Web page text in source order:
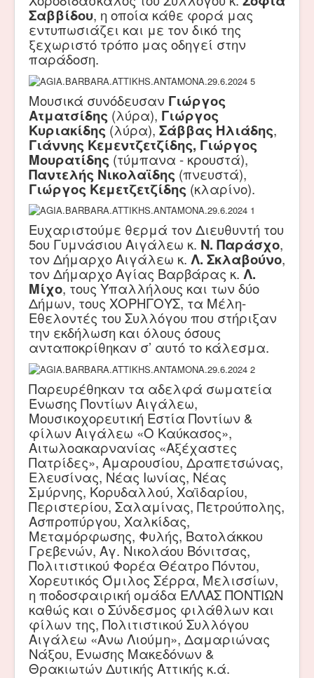
Σαββίδου, η οποία κάθε φορά μας
εντυπωσιάζει και με τον δικό της
ξεχωριστό τρόπο μας οδηγεί στην
παράδοση.
Μουσικά συνόδευσαν Γιώργος
Ατματσίδης (λύρα), Γιώργος
Κυριακίδης(λύρα), Σάββας Ηλιάδης,
Γιάννης Κεμεντζετζίδης, Γιώργος
Μουρατίδης (τύμπανα - κρουστά),
Παντελής Νικολαϊδης (πνευστά),
Γιώργος Κεμετζετζίδης (κλαρίνο).
Ευχαριστούμε θερμά τον Διευθυντή του
5ου Γυμνάσιου Αιγάλεω κ. Ν. Παράσχο,
τον Δήμαρχο Αιγάλεω κ. Λ. Σκλαβούνο,
τον Δήμαρχο Αγίας Βαρβάρας κ. Λ.
Μίχο, τους Υπαλλήλους και των δύο
Δήμων, τους ΧΟΡΗΓΟΥΣ, τα Μέλη-
Εθελοντές του Συλλόγου που στήριξαν
την εκδήλωση και όλους όσους
ανταποκρίθηκαν σ’ αυτό το κάλεσμα.
Παρευρέθηκαν τα αδελφά σωματεία
Ένωσης Ποντίων Αιγάλεω,
Μουσικοχορευτική Εστία Ποντίων &
φίλων Αιγάλεω «Ο Καύκασος»,
Αιτωλοακαρνανίας «Αξέχαστες
Πατρίδες», Αμαρουσίου, Δραπετσώνας,
Ελευσίνας, Νέας Ιωνίας, Νέας
Σμύρνης, Κορυδαλλού, Χαϊδαρίου,
Περιστερίου, Σαλαμίνας, Πετρούπολης,
Ασπροπύργου, Χαλκίδας,
Μεταμόρφωσης, Φυλής, Βατολάκκου
Γρεβενών, Αγ. Νικολάου Βόνιτσας,
Πολιτιστικού Φορέα Θέατρο Πόντου,
Χορευτικός Όμιλος Σέρρα, Μελισσίων,
η ποδοσφαιρική ομάδα ΕΛΛΑΣ ΠΟΝΤΙΩΝ
καθώς και ο Σύνδεσμος φιλάθλων και
φίλων της, Πολιτιστικού Συλλόγου
Αιγάλεω «Ανω Λιούμη», Δαμαριώνας
Νάξου, Ένωσης Μακεδόνων &
Θρακιωτών Δυτικής Αττικής κ.ά.